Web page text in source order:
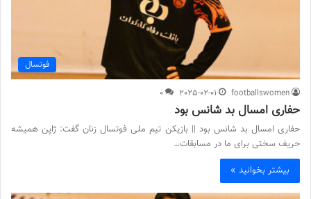
فوتسال
footballswomen
2025-02-01
0
حفاری امسال بد شانس بود
حفاری امسال بد شانس بود || بازیکن تیم ملی فوتسال زنان گفت: ژاپن همیشه
حریف سختی برای ما در مسابقات…
بیشتر بخوانید »